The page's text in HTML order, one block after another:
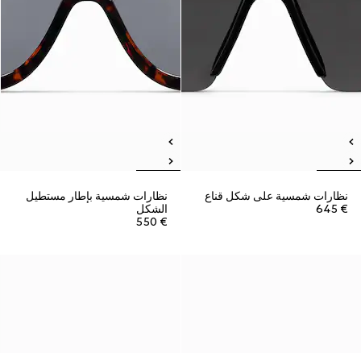
نظارات شمسية على شكل قناع
€ 645
نظارات شمسية بإطار مستطيل
الشكل
€ 550